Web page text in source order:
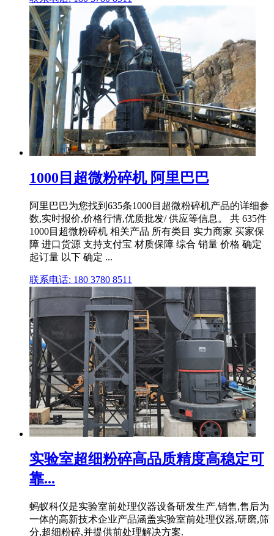
1000目超微粉碎机 阿里巴巴
阿里巴巴为您找到635条1000目超微粉碎机产品的详细参
数,实时报价,价格行情,优质批发/ 供应等信息。 共 635件
1000目超微粉碎机 相关产品 所有类目 实力商家 买家保
障 进口货源 支持支付宝 材质保障 综合 销量 价格 确定
起订量 以下 确定 ...
联系电话: 180 3780 8511
实验室超细粉碎高品质精度高稳定可
靠...
蚂蚁科仪是实验室前处理仪器设备研发生产,销售,售后为
一体的高新技术企业产品涵盖实验室前处理仪器,研磨,筛
分,超细粉碎,并提供前处理解决方案.